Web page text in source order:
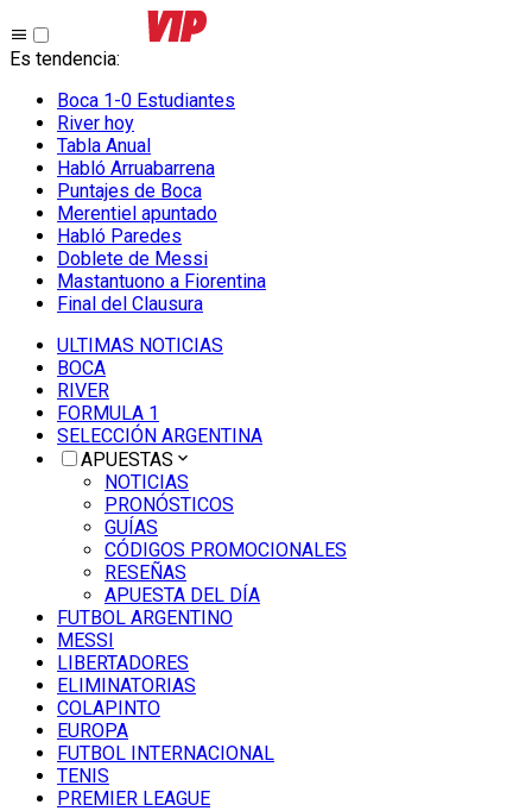
Es tendencia:
Boca 1-0 Estudiantes
River hoy
Tabla Anual
Habló Arruabarrena
Puntajes de Boca
Merentiel apuntado
Habló Paredes
Doblete de Messi
Mastantuono a Fiorentina
Final del Clausura
ULTIMAS NOTICIAS
BOCA
RIVER
FORMULA 1
SELECCIÓN ARGENTINA
APUESTAS
NOTICIAS
PRONÓSTICOS
GUÍAS
CÓDIGOS PROMOCIONALES
RESEÑAS
APUESTA DEL DÍA
FUTBOL ARGENTINO
MESSI
LIBERTADORES
ELIMINATORIAS
COLAPINTO
EUROPA
FUTBOL INTERNACIONAL
TENIS
PREMIER LEAGUE